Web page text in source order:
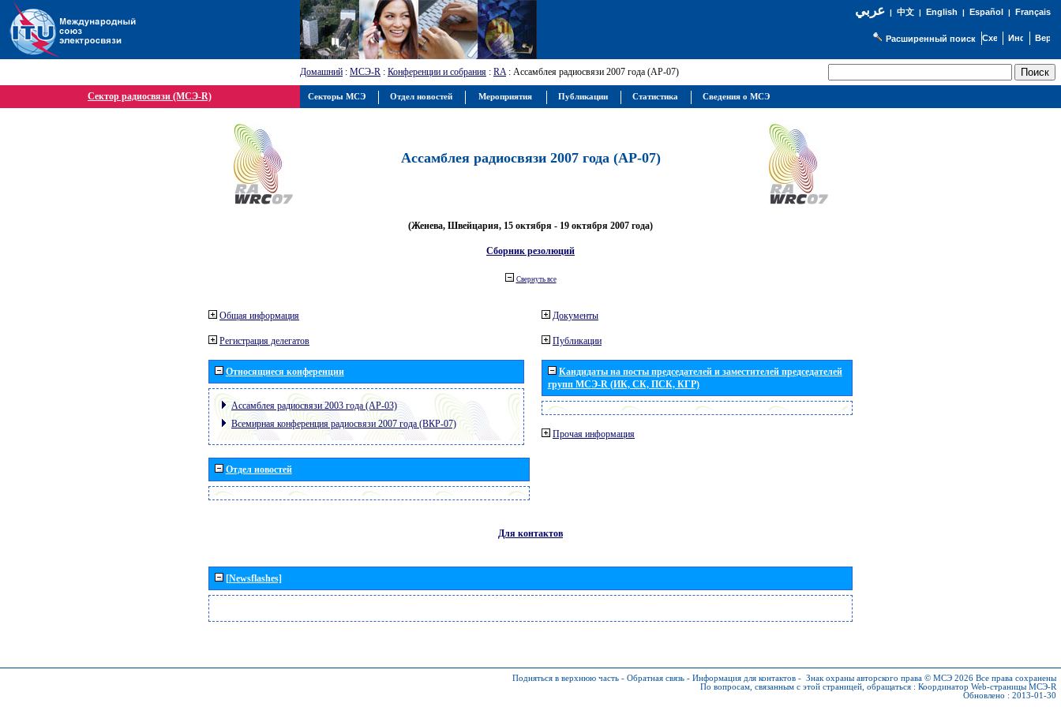
عربي| 中文| English | Español | Français
Расширенный поиск
Домашний : МСЭ-R : Конференции и собрания : RA: Ассамблея радиосвязи 2007 года (АР-07)
Сектор радиосвязи (МСЭ-R)
Ассамблея радиосвязи 2007 года (АР-07)
(Женева, Швейцария, 15 октября - 19 октября 2007 года)
Сборник резолюций
Свернуть все
Общая информация
Регистрация делегатов
Относящиеся конференции
Ассамблея радиосвязи 2003 года (АР-03)
Всемирная конференция радиосвязи 2007 года (ВКР-07)
Отдел новостей
Документы
Публикации
Кандидаты на посты председателей и заместителей председателей
групп МСЭ-R (ИК, СК, ПСК, КГР)
Прочая информация
Для контактов
[Newsflashes]
Подняться в верхнюю часть - Обратная связь - Информация для контактов - Знак охраны авторского права © МСЭ 2026 Все права сохранены
По вопросам, связанным с этой страницей, обращаться : Координатор Web-страницы МСЭ-R
Обновлено : 2013-01-30
Секторы МСЭ Отдел новостей Мероприятия Публикации Статистика Сведения о МСЭ